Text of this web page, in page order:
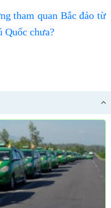
tham quan Bắc đảo từ
Quốc chưa?